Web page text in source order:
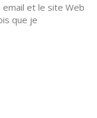
et le site Web
que je